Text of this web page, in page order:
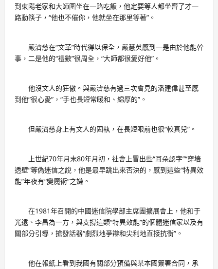
到東陽老家和大師圍坐在一路吃飯，他定要等人都坐齊了才一
路動筷子，“他也不催你，他就坐在那里等著”。
嚴濟慈在“文革”時代得以保全，嚴慧英感到一是由於他能幹
事，二是他的“禮數”很周全，“大師都很愛好他”。
他沒文人的狂傲。與嚴濟慈有過三次會見的潘建偉甚至感
到他“很心愛”，“手也長短常暖和、綿厚的”。
但嚴濟慈身上有文人的固執，在長短眼前也很“較真兒”。
上世紀70年月末80年月初，社會上冒出些“耳朵認字”“穿墻
透壁”等偽迷信之說，他是最早跳出來否決的，感到這些“特異效
能”年夜有“變魔術”之嫌。
在1981年召開的中國迷信院學部主席團擴展會上，他和于
光遠、李昌為一方，與支撐這類“特異效能”的個體迷信家以及有
關部分引導，搶發話器“劇烈地爭辯和尖利地直接抗衡”。
他在報紙上看到我國有關部分預備與某本國簽署合同，承